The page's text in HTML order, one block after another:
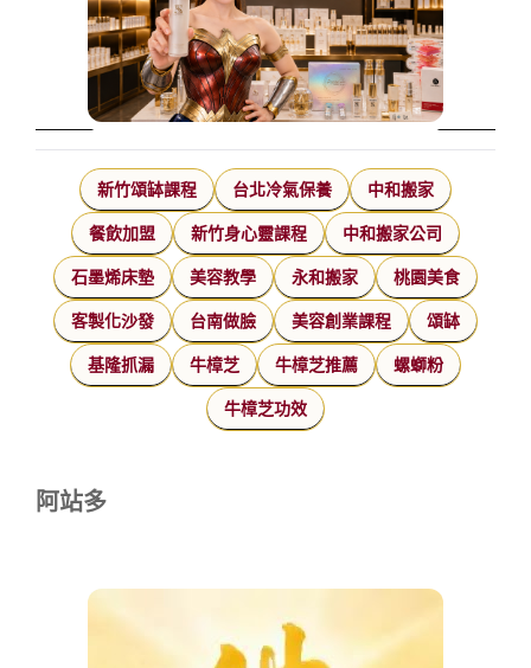
新竹頌缽課程 台北冷氣保養 中和搬家
餐飲加盟 新竹身心靈課程 中和搬家公司
石墨烯床墊 美容教學 永和搬家 桃園美食
客製化沙發 台南做臉 美容創業課程 頌缽
基隆抓漏 牛樟芝 牛樟芝推薦 螺螄粉
牛樟芝功效
阿站多